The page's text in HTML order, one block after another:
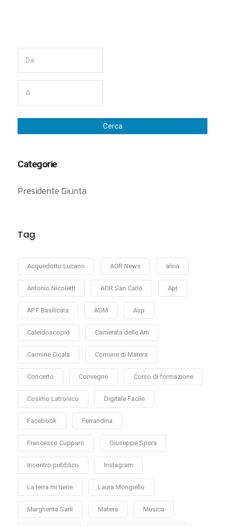
Cerca
Categorie
Presidente Giunta
Tag
Acquedotto Lucano AGR News alsia
Antonio Nicoletti AOR San Carlo Apt
APT Basilicata ASM Asp
Caleidoscopio Camerata delle Arti
Carmine Cicala Comune di Matera
Concerto Convegno Corso di formazione
Cosimo Latronico Digitale Facile
Facebook Ferrandina
Francesco Cupparo Giuseppe Spera
Incontro pubblico Instagram
La terra mi tiene Laura Mongiello
Margherita Sarli Matera Musica